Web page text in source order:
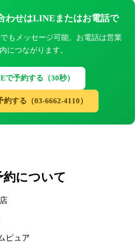
わせはLINEまたはお電話で
もメッセージ可能。お電話は営業
につながります。
で予約する（30秒）
約する（03-6662-4110）
約について
ピュア